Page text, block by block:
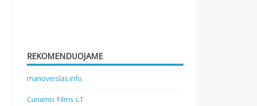
REKOMENDUOJAME
manoverslas.info
Cunamis Films LT